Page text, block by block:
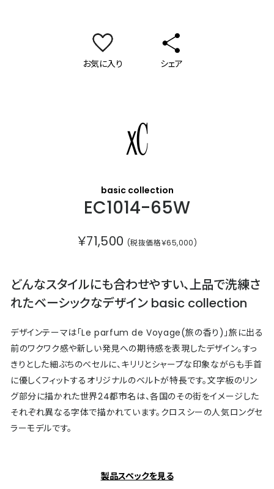
お気に入り シェア
basic collection
EC1014-65W
￥71,500 (税抜価格￥65,000)
どんなスタイルにも合わせやすい、上品で洗練さ
れたベーシックなデザイン basic collection
デザインテーマは「Le parfum de Voyage(旅の香り)」旅に出る
前のワクワク感や新しい発見への期待感を表現したデザイン。すっ
きりとした細ぶちのべセルに、キリリとシャープな印象ながらも手首
に優しくフィットするオリジナルのベルトが特長です。文字板のリン
グ部分に描かれた世界24都市名は、各国のその街をイメージした
それぞれ異なる字体で描かれています。クロスシーの人気ロングセ
ラーモデルです。
製品スペックを見る